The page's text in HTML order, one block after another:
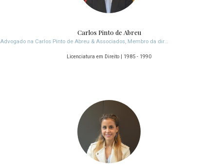
Carlos Pinto de Abreu
Advogado na Carlos Pinto de Abreu & Associados, Membro da direção da APAV e da CPAS, 1º e único especialista em Direito Criminal
Licenciatura em Direito | 1985 - 1990